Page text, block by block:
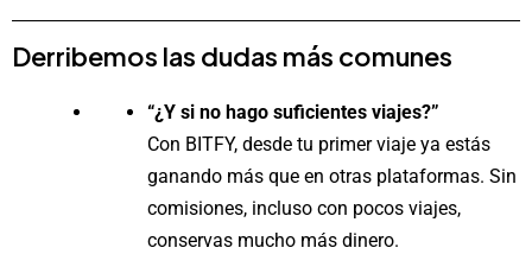
Derribemos las dudas más comunes
“¿Y si no hago suficientes viajes?”
Con BITFY, desde tu primer viaje ya estás
ganando más que en otras plataformas. Sin
comisiones, incluso con pocos viajes,
conservas mucho más dinero.